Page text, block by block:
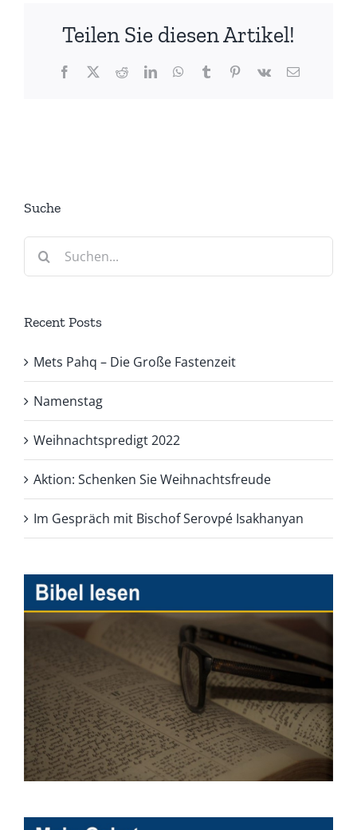
Teilen Sie diesen Artikel!
Facebook
X RedditLinkedInWhatsApp
TumblrPinterest
Vk
E-
Suche
Suche
Recent Posts
Mets Pahq – Die Große Fastenzeit
Namenstag
Weihnachtspredigt 2022
Aktion: Schenken Sie Weihnachtsfreude
Im Gespräch mit Bischof Serovpé Isakhanyan